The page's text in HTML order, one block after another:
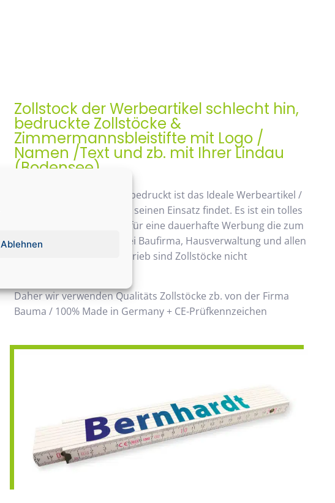
Ablehnen
Zollstock der Werbeartikel schlecht hin,
bedruckte Zollstöcke &
Zimmermannsbleistifte mit Logo /
Namen /Text und zb. mit Ihrer Lindau
(Bodensee)
Der Zollstock, Meterstab bedruckt ist das Ideale Werbeartikel /
Werbegeschenk der auch seinen Einsatz findet. Es ist ein tolles
& praktisches Geschenk, für eine dauerhafte Werbung die zum
Einsatz kommt. Beliebt bei Baufirma, Hausverwaltung und allen
möglichen Handwerksbetrieb sind Zollstöcke nicht
Daher wir verwenden Qualitäts Zollstöcke zb. von der Firma
Bauma / 100% Made in Germany + CE-Prüfkennzeichen